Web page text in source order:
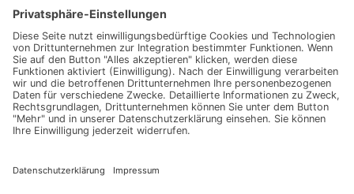
Impressum
Werbung
About
Einsendung
AGB
Datenschutzerklärung